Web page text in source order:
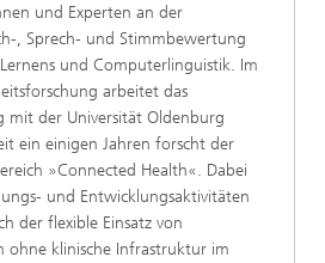
und Experten an der
, Sprech- und Stimmbewertung
und Computerlinguistik. Im
arbeitet das
mit der Universität Oldenburg
ein einigen Jahren forscht der
»Connected Health«. Dabei
und Entwicklungsaktivitäten
der flexible Einsatz von
ohne klinische Infrastruktur im